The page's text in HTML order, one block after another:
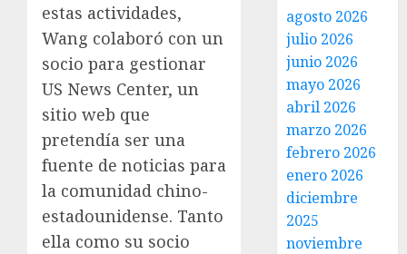
estas actividades,
Wang colaboró con un
socio para gestionar
US News Center, un
sitio web que
pretendía ser una
fuente de noticias para
la comunidad chino-
estadounidense. Tanto
ella como su socio
agosto 2026
julio 2026
junio 2026
mayo 2026
abril 2026
marzo 2026
febrero 2026
enero 2026
diciembre
2025
noviembre